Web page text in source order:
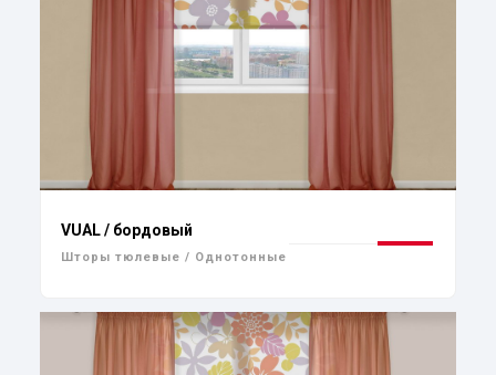
VUAL / бордовый
Шторы тюлевые / Однотонные